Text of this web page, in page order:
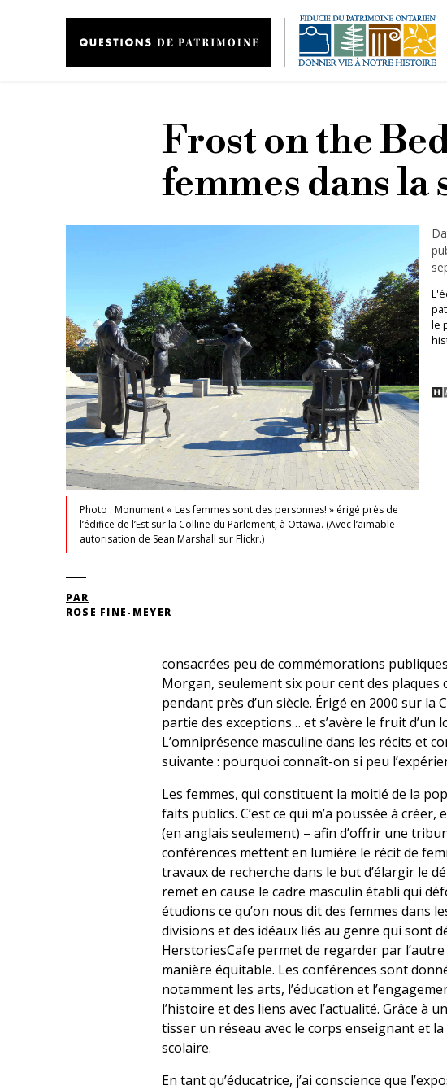
Frost on the
femmes dans
Photo : Monument « Les femmes sont des personnes! » érigé près de
l’édifice de l’Est sur la Colline du Parlement, à Ottawa. (Avec l’aimable
autorisation de Sean Marshall sur Flickr.)
le
PAR
ROSE FINE-MEYER
consacrées peu de commémorations
Morgan, seulement six pour cent des
pendant près d’un siècle. Érigé en 2000 sur
partie des exceptions… et s’avère le fruit
L’omniprésence masculine dans les récits et
suivante : pourquoi connaît-on si peu
Les femmes, qui constituent la moitié de la
faits publics. C’est ce qui m’a poussée à
(en anglais seulement) – afin d’offrir une
conférences mettent en lumière le récit de
travaux de recherche dans le but d’élargir le
remet en cause le cadre masculin établi qui
étudions ce qu’on nous dit des femmes dans
divisions et des idéaux liés au genre qui sont
HerstoriesCafe permet de regarder par
manière équitable. Les conférences sont
notamment les arts, l’éducation et
l’histoire et des liens avec l’actualité. Grâce à
tisser un réseau avec le corps enseignant et
scolaire.
En tant qu’éducatrice, j’ai conscience que